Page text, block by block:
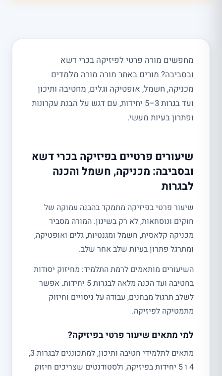
מחפשים מורה פרטי לפיזיקה בכרי דשא
ובסביבה? מורים באתר מורה מורה מלמדים
מכניקה, חשמל, אופטיקה וגלים, מחטיבה ותיכון
ועד בגרות 3–5 יחידות, עם דגש על הבנת עקרונות
ופתרון בעיות מעשי.
שיעורים פרטיים בפיזיקה בכרי דשא
ובסביבה: מכניקה, חשמל והכנה
לבגרות
שיעור פרטי בפיזיקה מתמקד בהבנה עמוקה של
חוקים ונוסחאות, לא רק בשינון. המורה מסביר
מכניקה קלאסית, חשמל ומגנטיות, גלים ואופטיקה,
ומתרגל פתרון בעיות שלב אחר שלב.
השיעורים מותאמים לרמת התלמיד: מחיזוק יסודות
בחטיבה ועד הכנה מלאה לבגרות 5 יחידות. אפשר
לשלב תרגול מבחנים, עבודה על ניסויים וחיזוק
מתמטיקה לפיזיקה.
למי מתאים שיעור פרטי בפיזיקה?
מתאים לתלמידי חטיבה ותיכון, למתכוננים לבגרות 3,
4 ו 5 יחידות בפיזיקה, ולסטודנטים שצריכים חיזוק